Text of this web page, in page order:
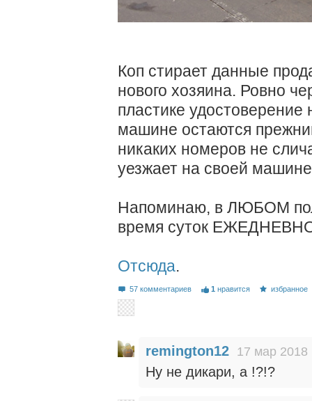
Коп стирает данные
нового хозяина. Ровно
пластике
машине остаются
никаких номеров не
уезжает на своей
Напоминаю, в ЛЮБОМ
время суток
Отсюда.
57 комментариев 1 нравится избранное
remington12 17 мар 2018
Ну не дикари, а !?!?